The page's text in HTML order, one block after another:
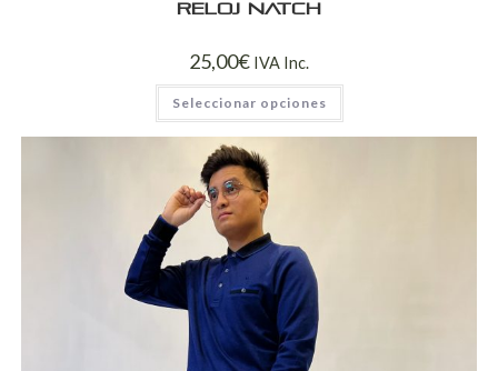
Reloj Natch
25,00€ IVA Inc.
Seleccionar opciones